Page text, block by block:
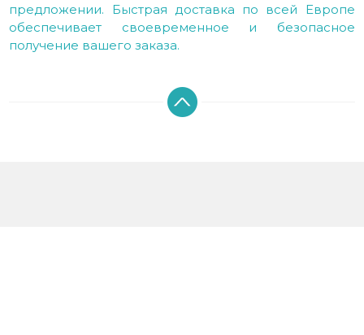
предложении. Быстрая доставка по всей Европе
обеспечивает своевременное и безопасное
получение вашего заказа.